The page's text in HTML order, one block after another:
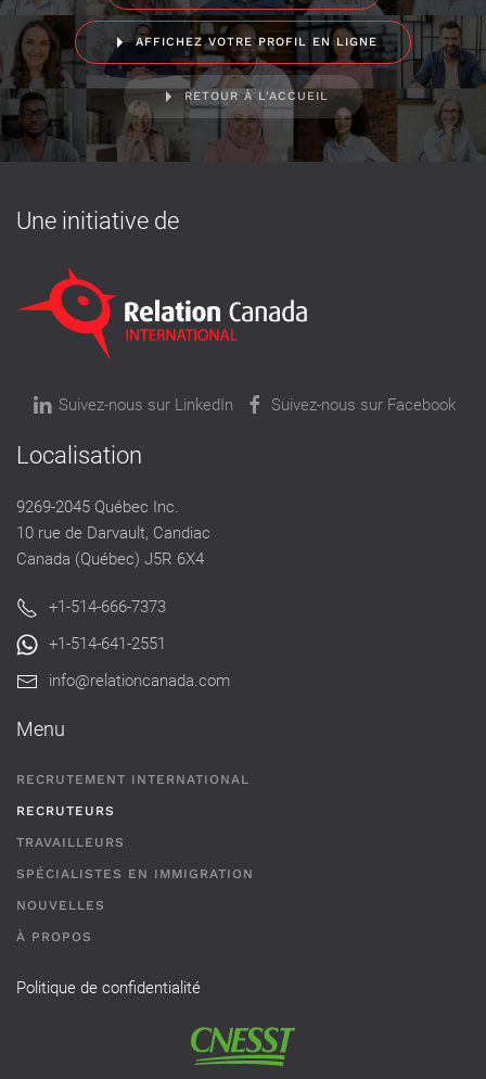
AFFICHEZ VOTRE PROFIL EN LIGNE
RETOUR À L'ACCUEIL
Une initiative de
Suivez-nous sur LinkedIn Suivez-nous sur Facebook
Localisation
9269-2045 Québec Inc.
10 rue de Darvault, Candiac
Canada (Québec) J5R 6X4
+1-514-666-7373
+1-514-641-2551
info@relationcanada.com
Menu
RECRUTEMENT INTERNATIONAL
RECRUTEURS
TRAVAILLEURS
SPÉCIALISTES EN IMMIGRATION
NOUVELLES
À PROPOS
Politique de confidentialité